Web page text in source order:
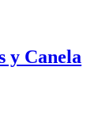
y Canela